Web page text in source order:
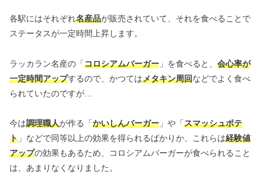
各駅にはそれぞれ名産品が販売されていて、それを食べることで
ステータスが一定時間上昇します。
ラッカラン名産の「コロシアムバーガー 」を食べると、 会心率が
一定時間アップするので、かつてはメタキン周回などでよく食べ
られていたのですが…
今は調理職人が作る「かいしんバーガー 」や「スマッシュポテ
ト 」などで同等以上の効果を得られるばかりか、これらは経験値
アップの効果もあるため、コロシアムバーガーが食べられること
は、あまりなくなりました。